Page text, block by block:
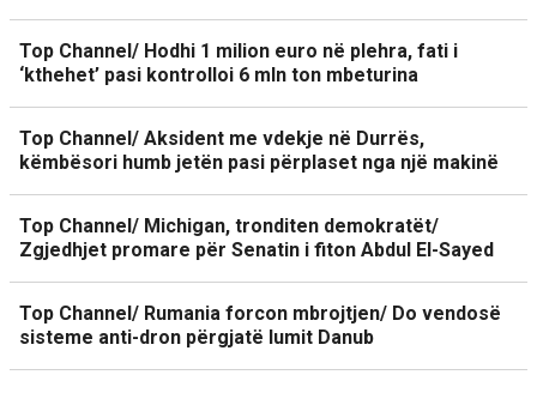
Top Channel/ Hodhi 1 milion euro në plehra, fati i
‘kthehet’ pasi kontrolloi 6 mln ton mbeturina
Top Channel/ Aksident me vdekje në Durrës,
këmbësori humb jetën pasi përplaset nga një makinë
Top Channel/ Michigan, tronditen demokratët/
Zgjedhjet promare për Senatin i fiton Abdul El-Sayed
Top Channel/ Rumania forcon mbrojtjen/ Do vendosë
sisteme anti-dron përgjatë lumit Danub